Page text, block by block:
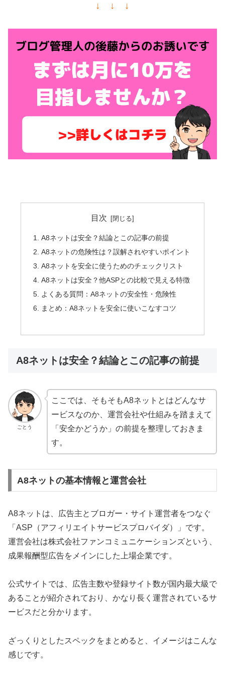
↓ ↓ ↓
目次
A8ネットは安全？結論とこの記事の前提
A8ネットの危険性は？誤解されやすいポイント
A8ネットを安全に使うためのチェックリスト
A8ネットは安全？他ASPとの比較で見える特徴
よくある質問：A8ネットの安全性・危険性
まとめ：A8ネットを安全に使いこなすコツ
A8ネットは安全？結論とこの記事の前提
ごとう
ここでは、そもそもA8ネットとはどんなサ
ービスなのか、運営会社や仕組みを踏まえて
「安全かどうか」の前提を整理しておきま
す。
A8ネットの基本情報と運営会社
A8ネットは、広告主とブロガー・サイト運営者をつなぐ
「ASP（アフィリエイトサービスプロバイダ）」です。
運営会社は株式会社ファンコミュニケーションズという、
成果報酬型広告をメインにした上場企業です。
公式サイトでは、広告主数や登録サイト数が国内最大級で
あることが紹介されており、かなり長く運営されているサ
ービスだと分かります。
ざっくりとしたスペックをまとめると、イメージはこんな
感じです。